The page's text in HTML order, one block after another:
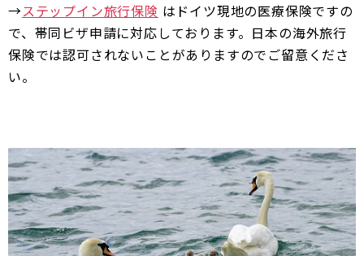
→ステップイン旅行保険 はドイツ現地の医療保険ですの
で、帯同ビザ申請に対応しております。日本の海外旅行
保険では認可されないことがありますのでご留意くださ
い。